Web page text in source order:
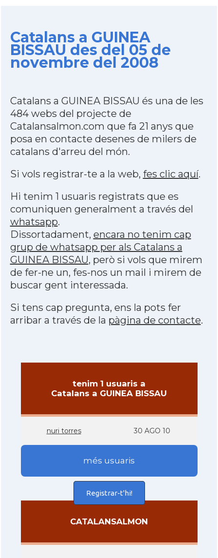
Catalans a GUINEA
BISSAU des del 05 de
novembre del 2008
Catalans a GUINEA BISSAU és una de les
484 webs del projecte de
Catalansalmon.com que fa 21 anys que
posa en contacte desenes de milers de
catalans d'arreu del món.
Si vols registrar-te a la web, fes clic aquí.
Hi tenim 1 usuaris registrats que es
comuniquen generalment a través del
whatsapp.
Dissortadament, encara no tenim cap
grup de whatsapp per als Catalans a
GUINEA BISSAU, però si vols que mirem
de fer-ne un, fes-nos un mail i mirem de
buscar gent interessada.
Si tens cap pregunta, ens la pots fer
arribar a través de la pàgina de contacte.
tenim 1 usuaris a
Catalans a GUINEA BISSAU
nuri torres 30 AGO 10
més usuaris
Registrar-t'hi!
CATALANSALMON